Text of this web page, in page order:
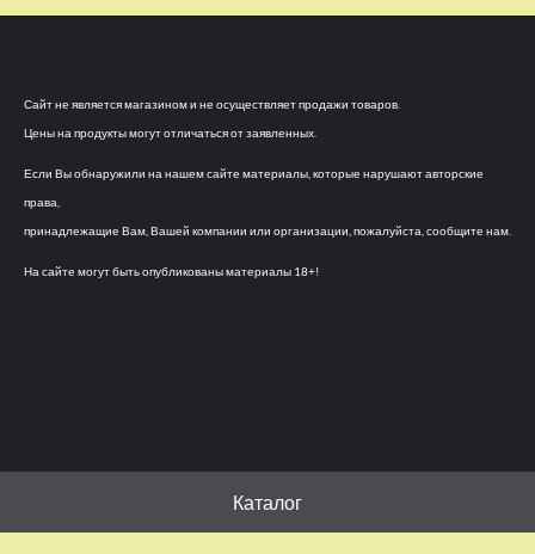
Сайт не является магазином и не осуществляет продажи товаров.
Цены на продукты могут отличаться от заявленных.
Если Вы обнаружили на нашем сайте материалы, которые нарушают авторские
права,
принадлежащие Вам, Вашей компании или организации, пожалуйста, сообщите нам.
На сайте могут быть опубликованы материалы 18+!
Каталог